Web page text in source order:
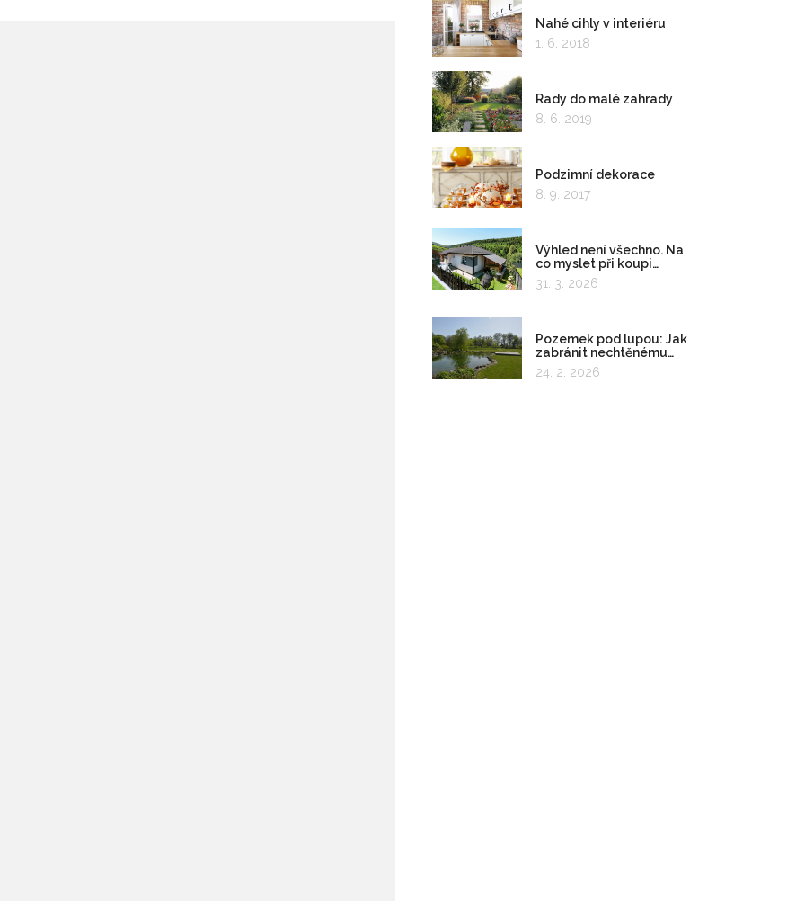
Nahé cihly v interiéru
1. 6. 2018
Rady do malé zahrady
8. 6. 2019
Podzimní dekorace
8. 9. 2017
Výhled není všechno. Na
co myslet při koupi
pozemku?
31. 3. 2026
Pozemek pod lupou: Jak
zabránit nechtěnému
zadržování vody
24. 2. 2026